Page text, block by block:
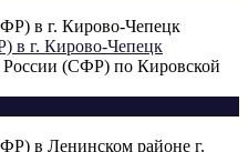
в г. Кирово-Чепецк
(СФР) по Кировской